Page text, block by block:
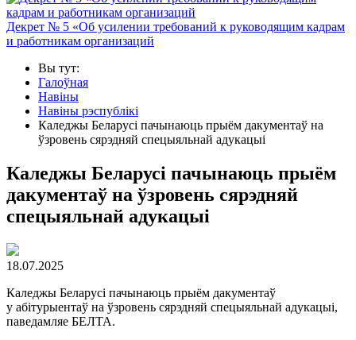
Декрет № 5 «Об усилении требований к руководящим кадрам
и работникам организаций
Вы тут:
Галоўная
Навіны
Навіны рэспублікі
Каледжы Беларусі пачынаюць прыём дакументаў на
ўзровень сярэдняй спецыяльнай адукацыі
Каледжы Беларусі пачынаюць прыём
дакументаў на ўзровень сярэдняй
спецыяльнай адукацыі
18.07.2025
Каледжы Беларусі пачынаюць прыём дакументаў
у абітурыентаў на ўзровень сярэдняй спецыяльнай адукацыі,
паведамляе БЕЛТА.